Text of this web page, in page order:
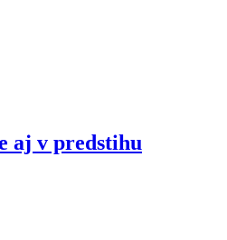
aj v predstihu